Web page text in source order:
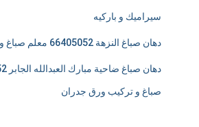
سيراميك و باركيه
دهان صباغ النزهة 66405052 معلم صباغ و تركيب ورق جدران
صباغ و تركيب ورق جدران